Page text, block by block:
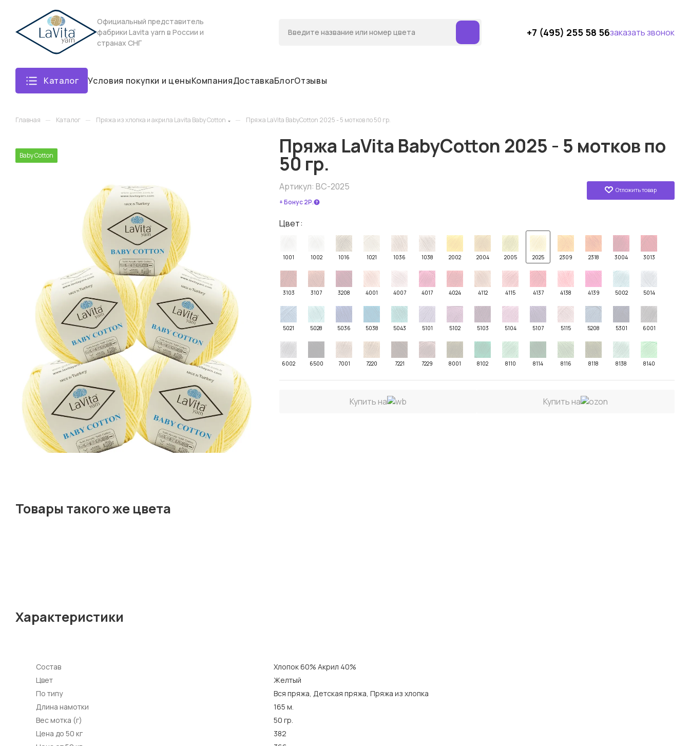
Официальный представитель
фабрики Lavita yarn в России и
странах СНГ
+7 (495) 255 58 56заказать звонок
Каталог Условия покупки и ценыКомпанияДоставкаБлогОтзывы
Главная — Каталог — Пряжа из хлопка и акрила Lavita Baby Cotton — Пряжа LaVita BabyCotton 2025 - 5 мотков по 50 гр.
Baby Cotton Пряжа LaVita BabyCotton 2025 - 5 мотков по
50 гр.
Отложить товар
Артикул: BC-2025
+ Бонус 2Р.
Цвет:
1001 1002 1016 1021 1036 1038 2002 2004 2005 2025 2309 2318 3004 3013
3103 3107 3208 4001 4007 4017 4024 4112 4115 4137 4138 4139 5002 5014
5021 5028 5036 5038 5043 5101 5102 5103 5104 5107 5115 5208 5301 6001
6002 6500 7001 7220 7221 7229 8001 8102 8110 8114 8116 8118 8138 8140
Купить на Купить на
Товары такого же цвета
Характеристики
Состав
Хлопок 60% Акрил 40%
Цвет
Желтый
По типу
Вся пряжа, Детская пряжа, Пряжа из хлопка
Длина намотки
165 м.
Вес мотка (г)
50 гр.
Цена до 50 кг
382